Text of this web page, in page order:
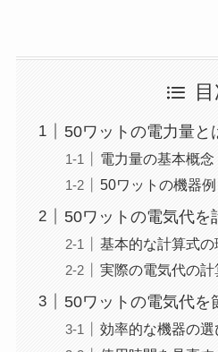
50ワットの電力量と
電力量の基本概念
50ワットの機器例
50ワットの電気代を
基本的な計算式の
実際の電気代の計
50ワットの電気代を
効率的な機器の選